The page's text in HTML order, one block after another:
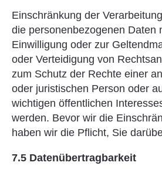
Einschränkung der
die personenbezogenen Daten
Einwilligung oder zur
oder Verteidigung von
zum Schutz der Rechte einer
oder juristischen Person oder
wichtigen öffentlichen
werden. Bevor wir die
haben wir die Pflicht, Sie
7.5 Datenübertragbarkeit